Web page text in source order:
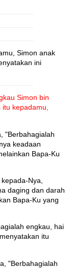
Simon anak
ini
Simon bin
kepadamu,
"Berbahagialah
keadaan
Bapa-Ku
Nya,
daging dan darah
Bapa-Ku yang
engkau, hai
itu
"Berbahagialah